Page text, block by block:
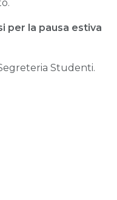
per la pausa estiva
Studenti.